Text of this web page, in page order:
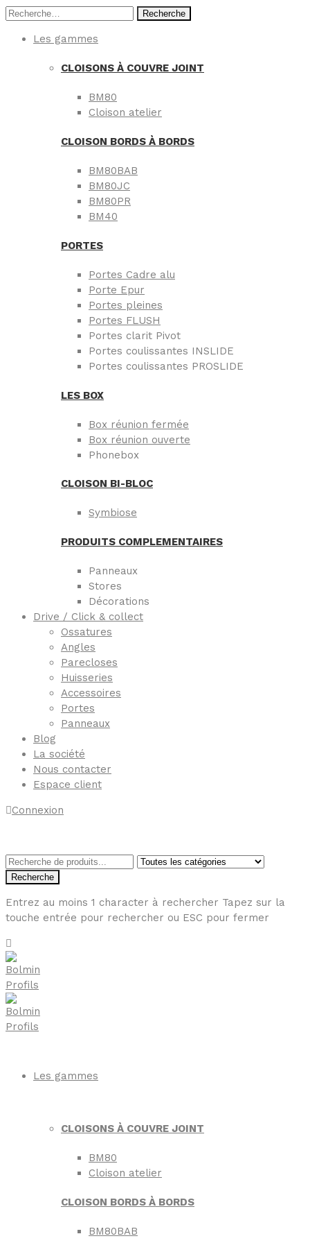
Recherche
Les gammes
CLOISONS À COUVRE JOINT
BM80
Cloison atelier
CLOISON BORDS À BORDS
BM80BAB
BM80JC
BM80PR
BM40
PORTES
Portes Cadre alu
Porte Epur
Portes pleines
Portes FLUSH
Portes clarit Pivot
Portes coulissantes INSLIDE
Portes coulissantes PROSLIDE
LES BOX
Box réunion fermée
Box réunion ouverte
Phonebox
CLOISON BI-BLOC
Symbiose
PRODUITS COMPLEMENTAIRES
Panneaux
Stores
Décorations
Drive / Click & collect
Ossatures
Angles
Parecloses
Huisseries
Accessoires
Portes
Panneaux
Blog
La société
Nous contacter
Espace client
Connexion
Recherche
Entrez au moins 1 character à rechercher Tapez sur la
touche entrée pour rechercher ou ESC pour fermer
Les gammes
CLOISONS À COUVRE JOINT
BM80
Cloison atelier
CLOISON BORDS À BORDS
BM80BAB